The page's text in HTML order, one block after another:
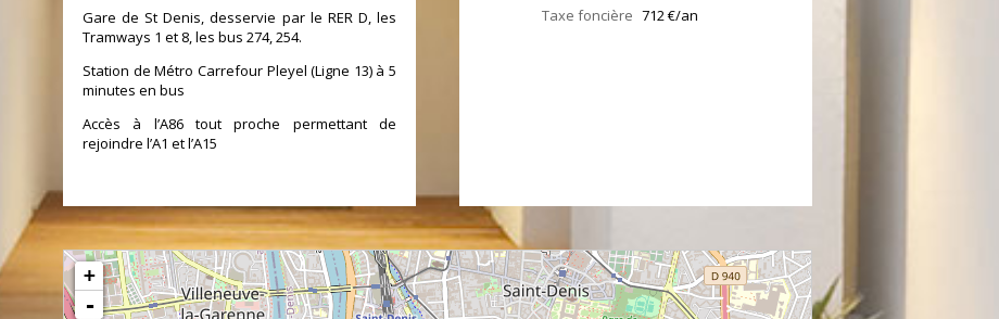
Gare de St Denis, desservie par le RER D, les
Tramways 1 et 8, les bus 274, 254.
Station de Métro Carrefour Pleyel (Ligne 13) à 5
minutes en bus
Accès à l’A86 tout proche permettant de
rejoindre l’A1 et l’A15
Taxe foncière 712 €/an
+
-